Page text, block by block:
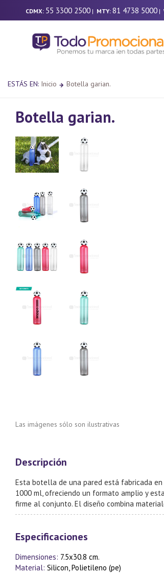
CDMX: 55 3300 2500 | MTY: 81 4738 5000 |
ESTÁS EN: Inicio Botella garian.
Botella garian.
Las imágenes sólo son ilustrativas
Descripción
Esta botella de una pared está fabricada en
1000 ml, ofreciendo un formato amplio y
firme al conjunto. El diseño combina
Especificaciones
Dimensiones: 7.5x30.8 cm.
Material: Silicon, Polietileno (pe)